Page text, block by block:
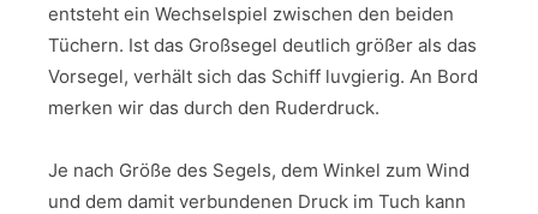
entsteht ein Wechselspiel zwischen den beiden
Tüchern. Ist das Großsegel deutlich größer als das
Vorsegel, verhält sich das Schiff luvgierig. An Bord
merken wir das durch den Ruderdruck.
Je nach Größe des Segels, dem Winkel zum Wind
und dem damit verbundenen Druck im Tuch kann